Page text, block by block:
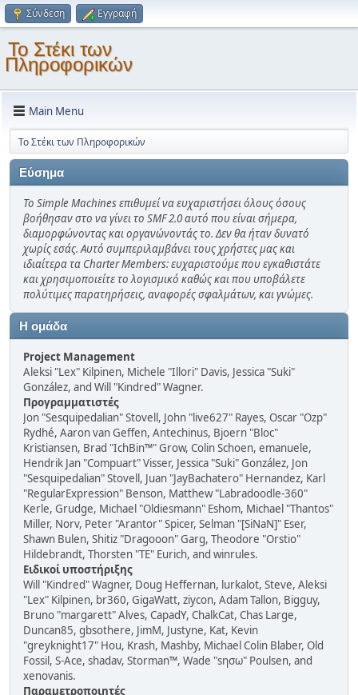
Σύνδεση Εγγραφή
Το Στέκι των
Πληροφορικών
Main Menu
Το Στέκι των Πληροφορικών
Εύσημα
Το Simple Machines επιθυμεί να ευχαριστήσει όλους όσους
βοήθησαν στο να γίνει το SMF 2.0 αυτό που είναι σήμερα,
διαμορφώνοντας και οργανώνοντάς το. Δεν θα ήταν δυνατό
χωρίς εσάς. Αυτό συμπεριλαμβάνει τους χρήστες μας και
ιδιαίτερα τα Charter Members: ευχαριστούμε που εγκαθιστάτε
και χρησιμοποιείτε το λογισμικό καθώς και που υποβάλετε
πολύτιμες παρατηρήσεις, αναφορές σφαλμάτων, και γνώμες.
Η ομάδα
Project Management
Aleksi "Lex" Kilpinen, Michele "Illori" Davis, Jessica "Suki"
González, and Will "Kindred" Wagner.
Προγραμματιστές
Jon "Sesquipedalian" Stovell, John "live627" Rayes, Oscar "Ozp"
Rydhé, Aaron van Geffen, Antechinus, Bjoern "Bloc"
Kristiansen, Brad "IchBin™" Grow, Colin Schoen, emanuele,
Hendrik Jan "Compuart" Visser, Jessica "Suki" González, Jon
"Sesquipedalian" Stovell, Juan "JayBachatero" Hernandez, Karl
"RegularExpression" Benson, Matthew "Labradoodle-360"
Kerle, Grudge, Michael "Oldiesmann" Eshom, Michael "Thantos"
Miller, Norv, Peter "Arantor" Spicer, Selman "[SiNaN]" Eser,
Shawn Bulen, Shitiz "Dragooon" Garg, Theodore "Orstio"
Hildebrandt, Thorsten "TE" Eurich, and winrules.
Ειδικοί υποστήριξης
Will "Kindred" Wagner, Doug Heffernan, lurkalot, Steve, Aleksi
"Lex" Kilpinen, br360, GigaWatt, ziycon, Adam Tallon, Bigguy,
Bruno "margarett" Alves, CapadY, ChalkCat, Chas Large,
Duncan85, gbsothere, JimM, Justyne, Kat, Kevin
"greyknight17" Hou, Krash, Mashby, Michael Colin Blaber, Old
Fossil, S-Ace, shadav, Storman™, Wade "sησω" Poulsen, and
xenovanis.
Παραμετροποιητές